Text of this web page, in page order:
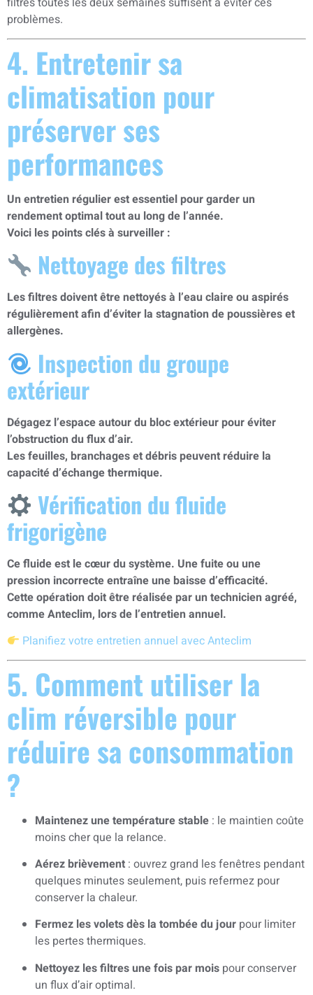
problèmes.
4. Entretenir sa
climatisation pour
préserver ses
performances
Un entretien régulier est essentiel pour garder un
rendement optimal tout au long de l’année.
Voici les points clés à surveiller :
Nettoyage des filtres
Les filtres doivent être nettoyés à l’eau claire ou aspirés
régulièrement afin d’éviter la stagnation de poussières et
allergènes.
Inspection du groupe
extérieur
Dégagez l’espace autour du bloc extérieur pour éviter
l’obstruction du flux d’air.
Les feuilles, branchages et débris peuvent réduire la
capacité d’échange thermique.
Vérification du fluide
frigorigène
Ce fluide est le cœur du système. Une fuite ou une
pression incorrecte entraîne une baisse d’efficacité.
Cette opération doit être réalisée par un technicien agréé,
comme Anteclim, lors de l’entretien annuel.
Planifiez votre entretien annuel avec Anteclim
5. Comment utiliser la
clim réversible pour
réduire sa consommation
?
Maintenez une température stable : le maintien coûte
moins cher que la relance.
Aérez brièvement : ouvrez grand les fenêtres pendant
quelques minutes seulement, puis refermez pour
conserver la chaleur.
Fermez les volets dès la tombée du jour pour limiter
les pertes thermiques.
Nettoyez les filtres une fois par mois pour conserver
un flux d’air optimal.